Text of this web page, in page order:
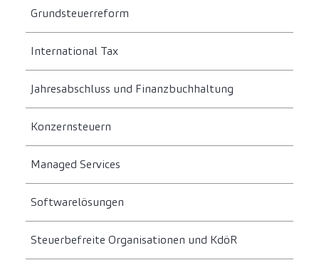
Grundsteuerreform
International Tax
Jahresabschluss und Finanzbuchhaltung
Konzernsteuern
Managed Services
Softwarelösungen
Steuerbefreite Organisationen und KdöR